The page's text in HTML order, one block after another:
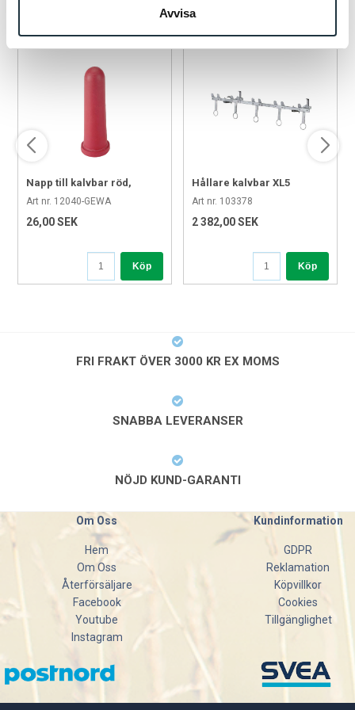
Avvisa
POPULÄRA PRODUKTER
Napp till kalvbar röd,
Cylinder X
Art nr. 12040-GEWA
26,00 SEK
Köp
Hållare kalvbar XL5
Calfotel
Art nr. 103378
2 382,00 SEK
Köp
FRI FRAKT ÖVER 3000 KR EX MOMS
SNABBA LEVERANSER
NÖJD KUND-GARANTI
Om Oss
Hem
Om Oss
Återförsäljare
Facebook
Youtube
Instagram
Kundinformation
GDPR
Reklamation
Köpvillkor
Cookies
Tillgänglighet